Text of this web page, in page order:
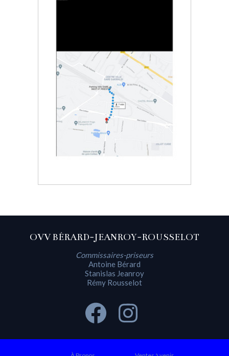
OVV BÉRARD-JEANROY-ROUSSELOT
Commissaires-priseurs
Antoine Bérard
Stanislas Jeanroy
Rémy Rousselot